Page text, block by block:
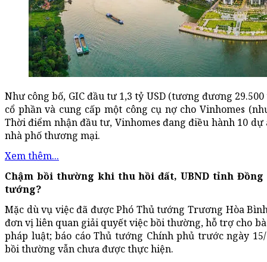
Như công bố, GIC đầu tư 1,3 tỷ USD (tương đương
cổ phần và cung cấp một công cụ nợ cho Vinhomes
Thời điểm nhận đầu tư, Vinhomes đang điều hành 10
nhà phố thương mại.
Xem thêm...
Chậm bồi thường khi thu hồi đất, UBND tỉnh
tướng?
Mặc dù vụ việc đã được Phó Thủ tướng Trương Hòa
đơn vị liên quan giải quyết việc bồi thường, hỗ trợ cho
pháp luật; báo cáo Thủ tướng Chính phủ trước ngày
bồi thường vẫn chưa được thực hiện.